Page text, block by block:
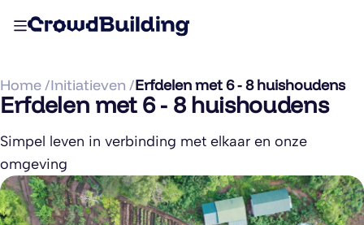
Home /Initiatieven /Erfdelen met 6 - 8 huishoudens
Erfdelen met 6 - 8 huishoudens
Simpel leven in verbinding met elkaar en onze
omgeving